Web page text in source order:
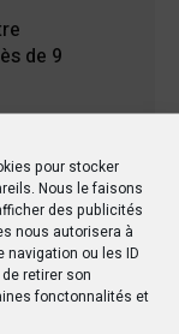
pour stocker
Nous le faisons
des publicités
nous autorisera à
ou les ID
retirer son
fonctonnalités et
de 9
en